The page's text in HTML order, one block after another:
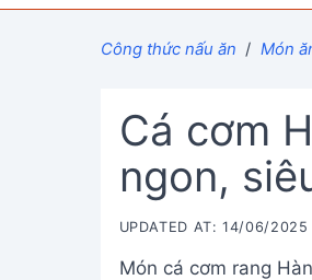
Công thức nấu ăn / Món
Cá cơm
ngon,
UPDATED AT: 14/06/2025
Món cá cơm rang